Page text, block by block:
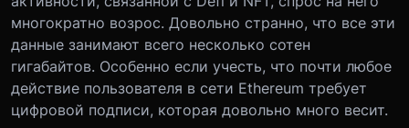
многократно возрос. Довольно странно, что все эти
данные занимают всего несколько сотен
гигабайтов. Особенно если учесть, что почти любое
действие пользователя в сети Ethereum требует
цифровой подписи, которая довольно много весит.